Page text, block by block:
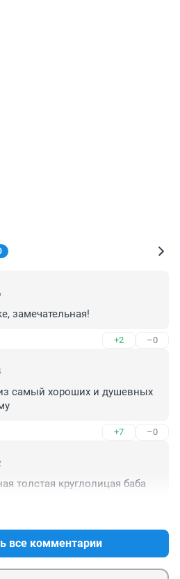
замечательная!
+2 –0
самый хороших и душевных
+7 –0
толстая круглолицая баба
все комментарии